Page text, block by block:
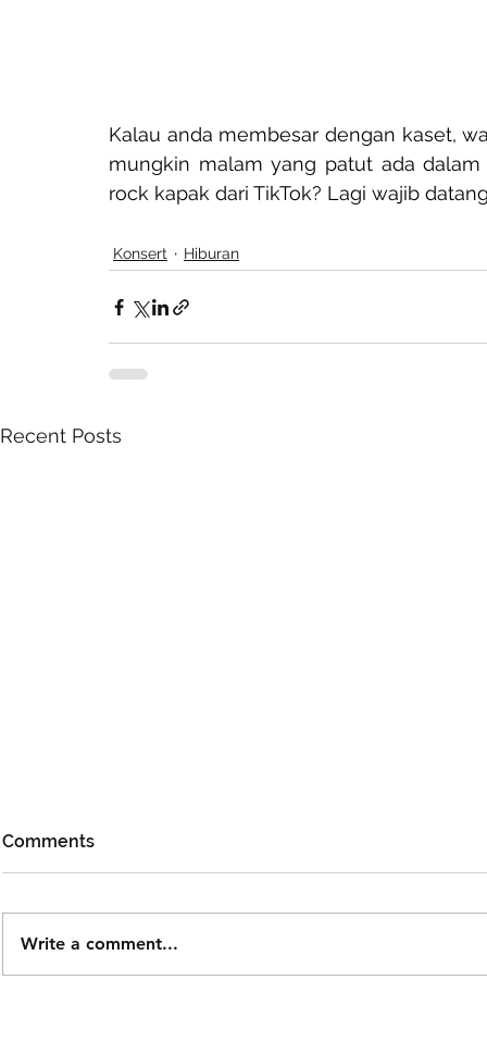
Kalau anda membesar dengan kaset,
mungkin malam yang patut ada
rock kapak dari TikTok? Lagi wajib
Konsert Hiburan
Recent Posts
Comments
Write a comment...